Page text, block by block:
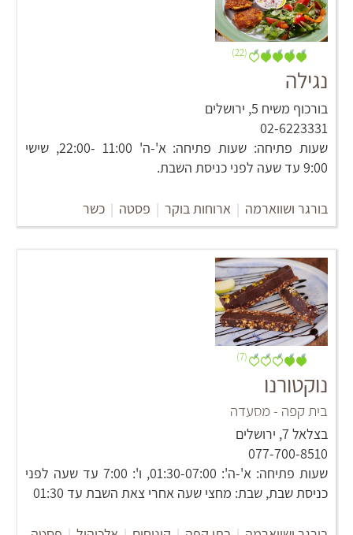
(22)
נגילה
בורכוף משיח 5, ירושלים
02-6223331
שעות פתיחה: שעות פתיחה: א'-ה' 11:00 -22:00, שישי
9:00 עד שעה לפני כניסת השבת.
בורגר ושווארמה | ארוחות בוקר | פסטה | כשר
(7)
נוקטורנו
בית קפה - מסעדה
בצלאל 7, ירושלים
077-700-8510
שעות פתיחה: א'-ה': 01:30-07:00, ו': 7:00 עד שעה לפני
כניסת שבת, שבת: מחצי שעה אחרי צאת השבת עד 01:30